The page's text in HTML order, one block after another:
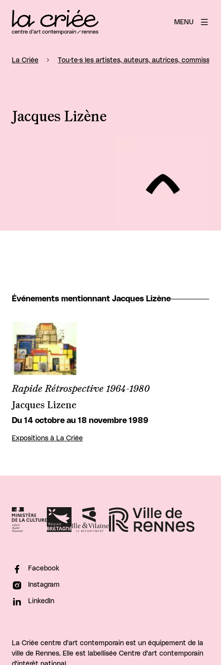
MENU
La Criée Tou·te·s les artistes, auteurs, autrices,
Jacques Lizène
Événements mentionnant Jacques Lizène
Rapide Rétrospective 1964-1980
Jacques Lizene
Du 14 octobre au 18 novembre 1989
Expositions à La Criée
Facebook
Instagram
LinkedIn
La Criée centre d'art contemporain est un équipement de la
ville de Rennes. Elle est labellisée Centre d'art contemporain